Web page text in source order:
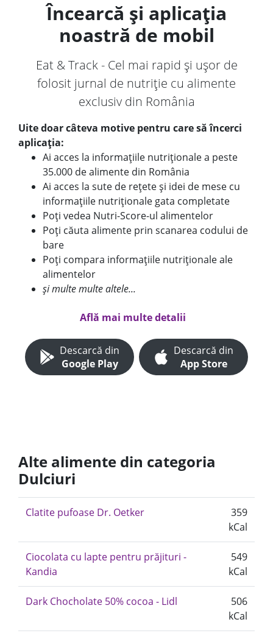
Încearcă și aplicația
noastră de mobil
Eat & Track - Cel mai rapid și ușor de
folosit jurnal de nutriție cu alimente
exclusiv din România
Uite doar câteva motive pentru care să încerci
aplicația:
Ai acces la informațiile nutriționale a peste
35.000 de alimente din România
Ai acces la sute de rețete și idei de mese cu
informațiile nutriționale gata completate
Poți vedea Nutri-Score-ul alimentelor
Poți căuta alimente prin scanarea codului de
bare
Poți compara informațiile nutriționale ale
alimentelor
și multe multe altele...
Află mai multe detalii
Descarcă din
Google Play
Descarcă din
App Store
Alte alimente din categoria
Dulciuri
Clatite pufoase Dr. Oetker
359
kCal
Ciocolata cu lapte pentru prăjituri -
Kandia
549
kCal
Dark Chocholate 50% cocoa - Lidl
506
kCal